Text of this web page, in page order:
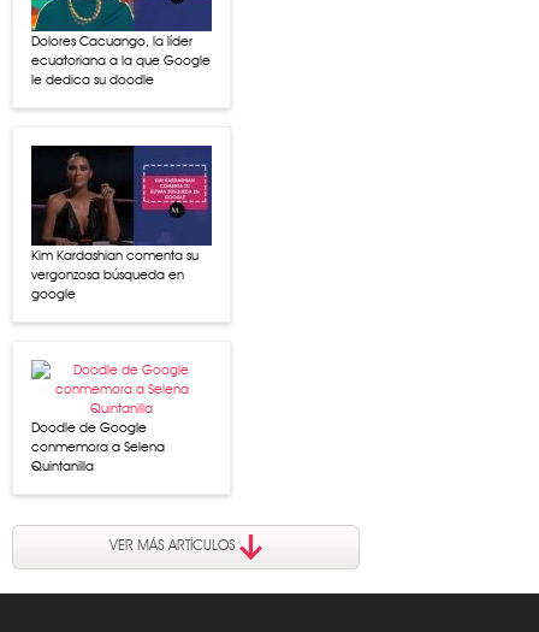
Dolores Cacuango, la líder
ecuatoriana a la que Google
le dedica su doodle
Kim Kardashian comenta su
vergonzosa búsqueda en
google
Doodle de Google
conmemora a Selena
Quintanilla
VER MÁS ARTÍCULOS